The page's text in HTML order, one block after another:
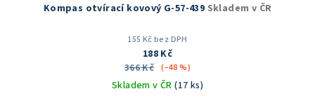
Kompas otvírací kovový G-57-439 Skladem v ČR
155 Kč bez DPH
188 Kč
366 Kč (–48 %)
Skladem v ČR(17 ks)